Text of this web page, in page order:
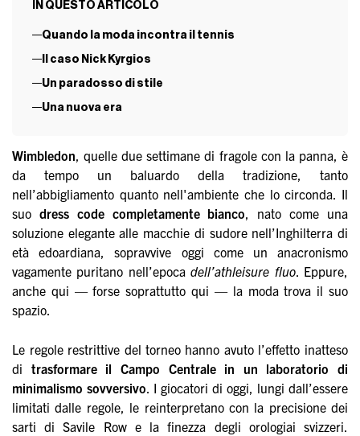
IN QUESTO ARTICOLO
Quando la moda incontra il tennis
Il caso Nick Kyrgios
Un paradosso di stile
Una nuova era
Wimbledon , quelle due settimane di fragole con la panna, è
da tempo un baluardo della tradizione, tanto
nell’abbigliamento quanto nell'ambiente che lo circonda. Il
suo dress code completamente bianco , nato come una
soluzione elegante alle macchie di sudore nell’Inghilterra di
età edoardiana, sopravvive oggi come un anacronismo
vagamente puritano nell’epocadell’athleisure fluo. Eppure,
anche qui — forse soprattutto qui — la moda trova il suo
spazio.
Le regole restrittive del torneo hanno avuto l’effetto inatteso
di trasformare il Campo Centrale in un laboratorio di
minimalismo sovversivo . I giocatori di oggi, lungi dall’essere
limitati dalle regole, le reinterpretano con la precisione dei
sarti di Savile Row e la finezza degli orologiai svizzeri.